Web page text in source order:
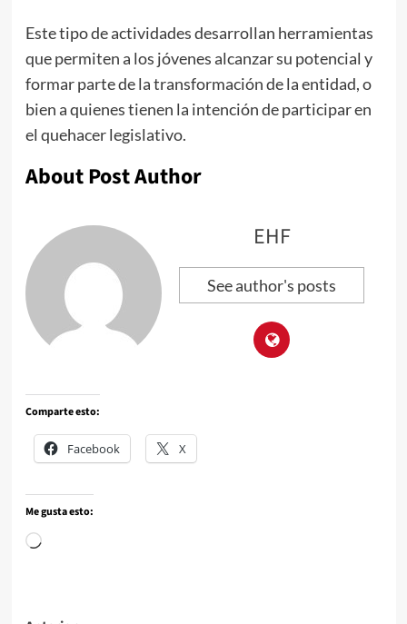
Este tipo de actividades desarrollan herramientas
que permiten a los jóvenes alcanzar su potencial y
formar parte de la transformación de la entidad, o
bien a quienes tienen la intención de participar en
el quehacer legislativo.
About Post Author
EHF
See author's posts
Comparte esto:
Facebook X
Me gusta esto: